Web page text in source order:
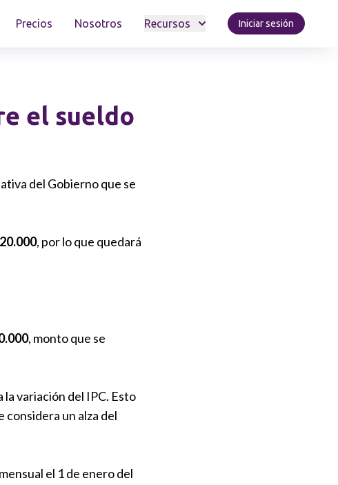
Precios Nosotros Recursos Iniciar sesión
el sueldo
del Gobierno que se
, por lo que quedará
, monto que se
variación del IPC. Esto
considera un alza del
el 1 de enero del